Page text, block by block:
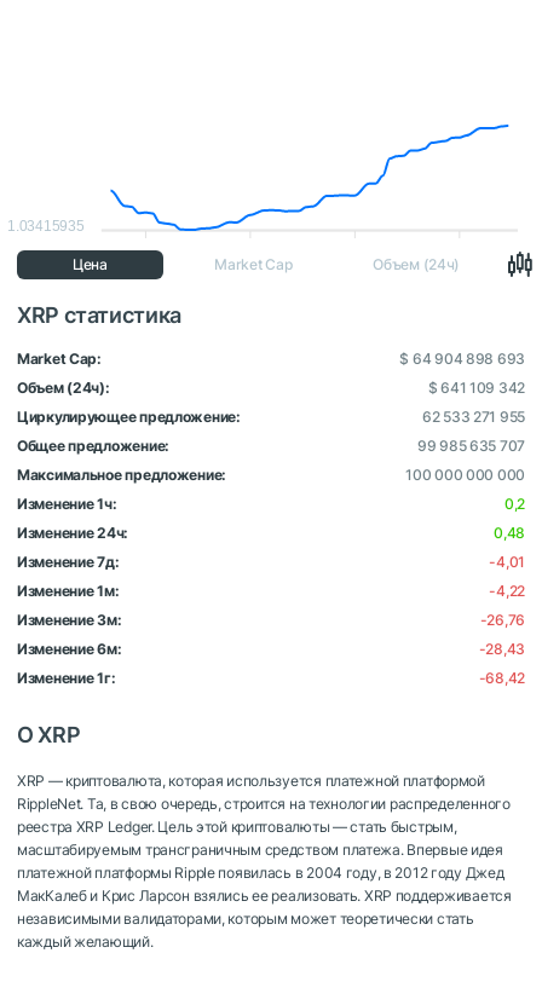
1.03415935
Цена Market Cap Объем (24ч)
XRP статистика
Market Cap:
$ 64 904 898 693
Объем (24ч):
$ 641 109 342
Циркулирующее предложение:
62 533 271 955
Общее предложение:
99 985 635 707
Максимальное предложение:
100 000 000 000
Изменение 1ч:
0,2
Изменение 24ч:
0,48
Изменение 7д:
-4,01
Изменение 1м:
-4,22
Изменение 3м:
-26,76
Изменение 6м:
-28,43
Изменение 1г:
-68,42
О XRP
XRP — криптовалюта, которая используется платежной платформой
RippleNet. Та, в свою очередь, строится на технологии распределенного
реестра XRP Ledger. Цель этой криптовалюты — стать быстрым,
масштабируемым трансграничным средством платежа. Впервые идея
платежной платформы Ripple появилась в 2004 году, в 2012 году Джед
МакКалеб и Крис Ларсон взялись ее реализовать. XRP поддерживается
независимыми валидаторами, которым может теоретически стать
каждый желающий.